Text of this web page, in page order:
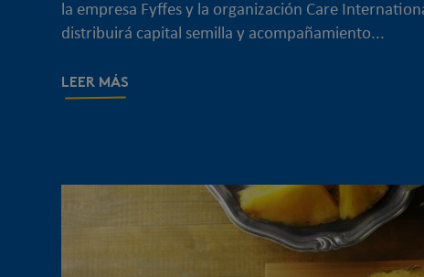
la empresa Fyffes y la organización Care
distribuirá capital semilla y acompañamiento...
LEER MÁS